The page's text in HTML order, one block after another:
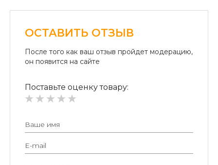
ОСТАВИТЬ ОТЗЫВ
После того как ваш отзыв пройдет модерацию,
он появится на сайте
Поставьте оценку товару: